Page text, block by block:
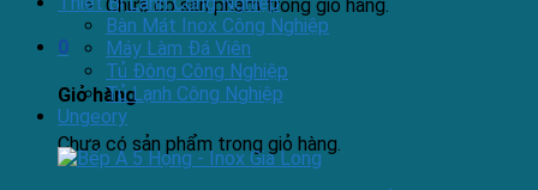
Chưa có sản phẩm trong giỏ hàng.
0
Giỏ hàng
Chưa có sản phẩm trong giỏ hàng.
Bàn Mát Inox Công Nghiệp
Máy Làm Đá Viên
Tủ Đông Công Nghiệp
Tủ Lạnh Công Nghiệp
Ungeory